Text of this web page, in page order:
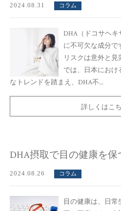
2024.08.31 コラム
DHA（ドコサヘ
に不可欠な成分で
リスクは意外と
では、日本におけ
なトレンドを踏まえ、DHA不...
詳しくはこ
DHA摂取で目の健康を保
2024.08.26 コラム
目の健康は、日